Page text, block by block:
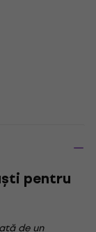
pentru
de un